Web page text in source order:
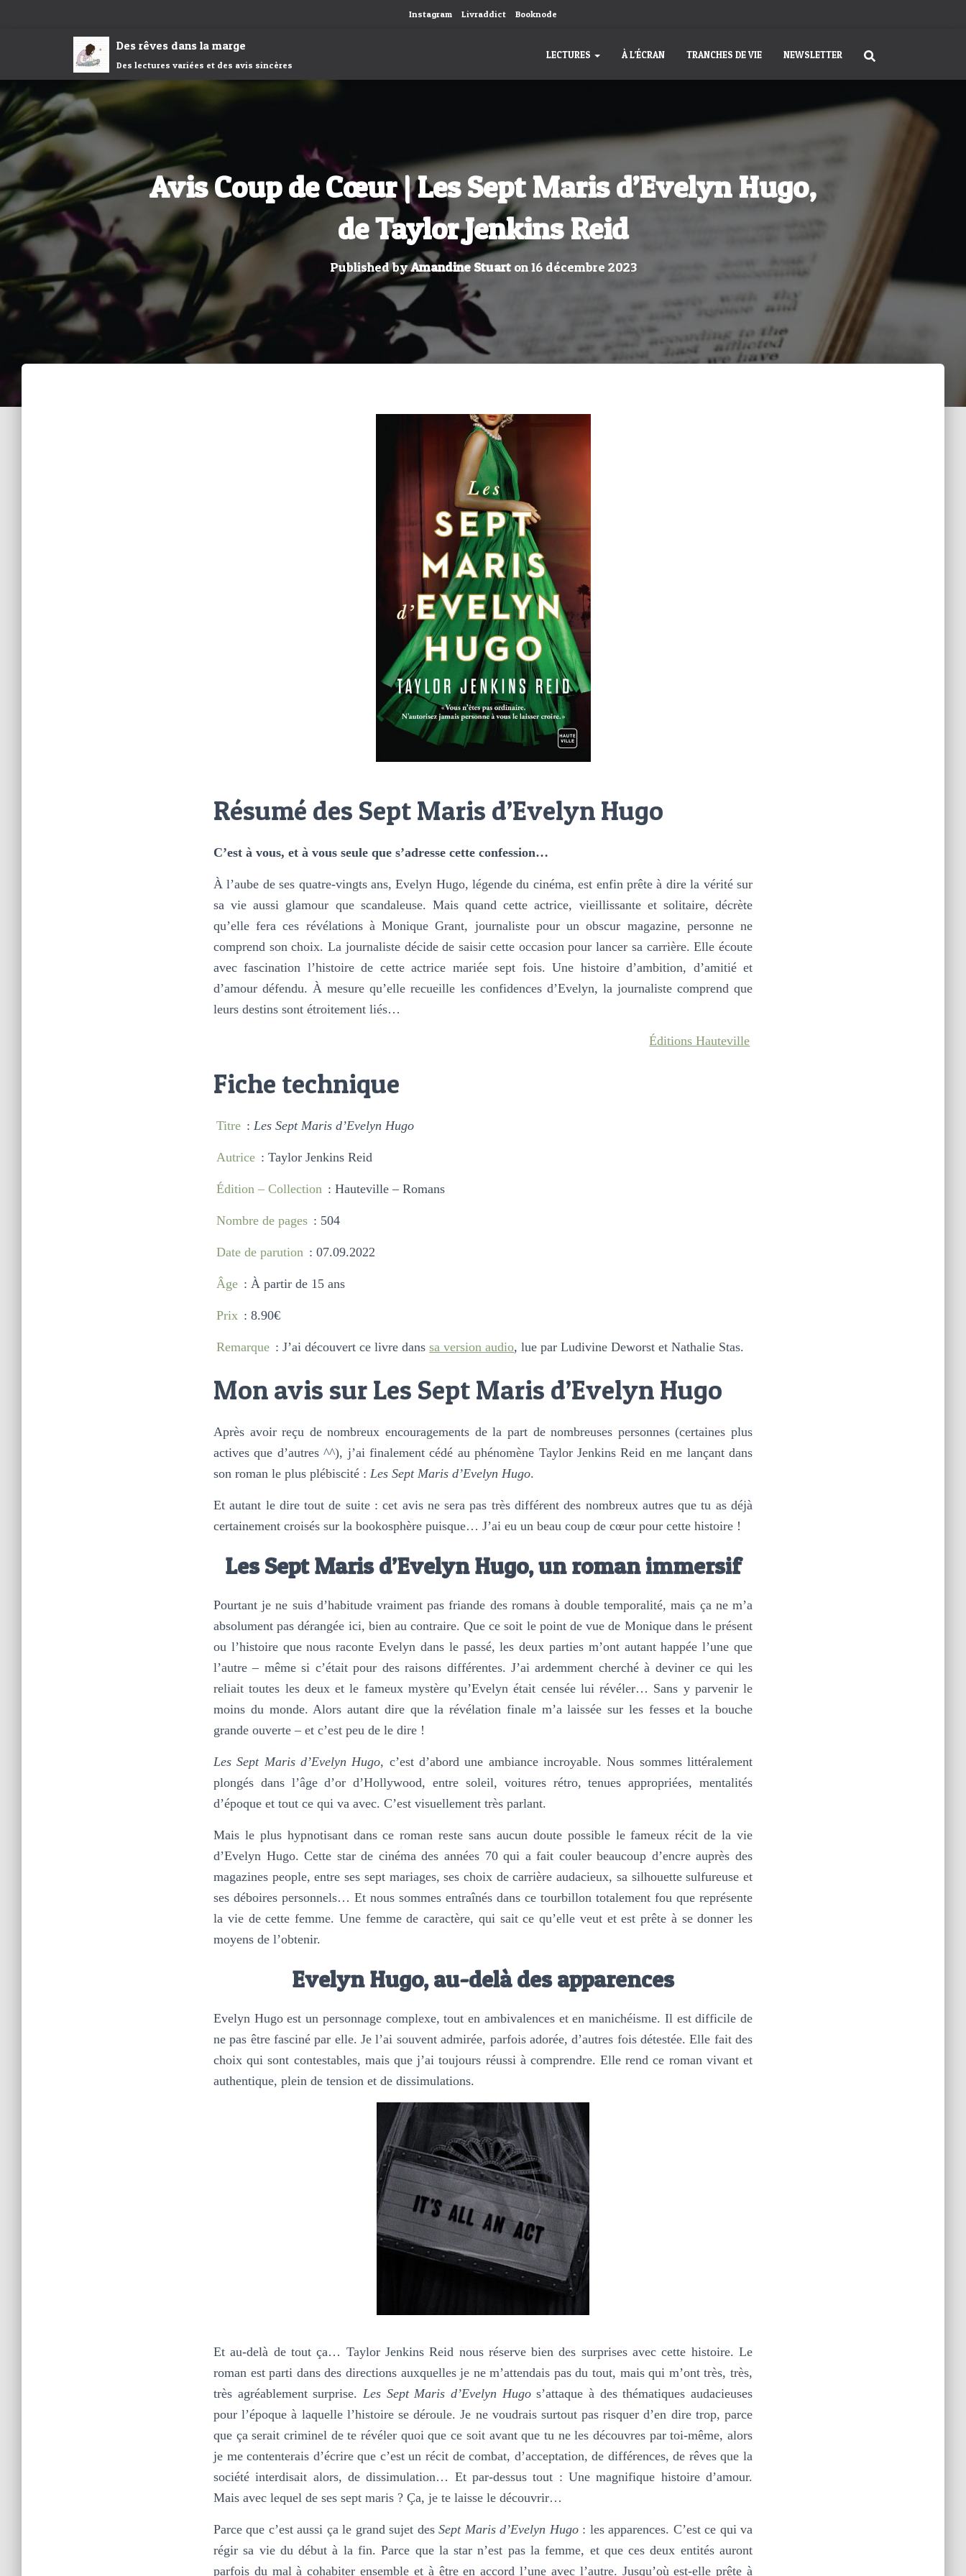
Instagram Livraddict Booknode
Des rêves dans la marge
Des lectures variées et des avis sincères
LECTURES À L’ÉCRAN TRANCHES DE VIE NEWSLETTER
Avis Coup de Cœur | Les Sept Maris d’Evelyn Hugo,
de Taylor Jenkins Reid
Published byAmandine Stuarton16 décembre 2023
Résumé des Sept Maris d’Evelyn Hugo
C’est à vous, et à vous seule que s’adresse cette confession…
À l’aube de ses quatre-vingts ans, Evelyn Hugo, légende du cinéma, est enfin prête à dire la vérité sur
sa vie aussi glamour que scandaleuse. Mais quand cette actrice, vieillissante et solitaire, décrète
qu’elle fera ces révélations à Monique Grant, journaliste pour un obscur magazine, personne ne
comprend son choix. La journaliste décide de saisir cette occasion pour lancer sa carrière. Elle écoute
avec fascination l’histoire de cette actrice mariée sept fois. Une histoire d’ambition, d’amitié et
d’amour défendu. À mesure qu’elle recueille les confidences d’Evelyn, la journaliste comprend que
leurs destins sont étroitement liés…
Éditions Hauteville
Fiche technique
Titre : Les Sept Maris d’Evelyn Hugo
Autrice : Taylor Jenkins Reid
Édition – Collection : Hauteville – Romans
Nombre de pages : 504
Date de parution : 07.09.2022
Âge : À partir de 15 ans
Prix : 8.90€
Remarque : J’ai découvert ce livre danssa version audio, lue par Ludivine Deworst et Nathalie Stas.
Mon avis sur Les Sept Maris d’Evelyn Hugo
Après avoir reçu de nombreux encouragements de la part de nombreuses personnes (certaines plus
actives que d’autres ^^), j’ai finalement cédé au phénomène Taylor Jenkins Reid en me lançant dans
son roman le plus plébiscité : Les Sept Maris d’Evelyn Hugo.
Et autant le dire tout de suite : cet avis ne sera pas très différent des nombreux autres que tu as déjà
certainement croisés sur la bookosphère puisque… J’ai eu un beau coup de cœur pour cette histoire !
Les Sept Maris d’Evelyn Hugo, un roman immersif
Pourtant je ne suis d’habitude vraiment pas friande des romans à double temporalité, mais ça ne m’a
absolument pas dérangée ici, bien au contraire. Que ce soit le point de vue de Monique dans le présent
ou l’histoire que nous raconte Evelyn dans le passé, les deux parties m’ont autant happée l’une que
l’autre – même si c’était pour des raisons différentes. J’ai ardemment cherché à deviner ce qui les
reliait toutes les deux et le fameux mystère qu’Evelyn était censée lui révéler… Sans y parvenir le
moins du monde. Alors autant dire que la révélation finale m’a laissée sur les fesses et la bouche
grande ouverte – et c’est peu de le dire !
Les Sept Maris d’Evelyn Hugo, c’est d’abord une ambiance incroyable. Nous sommes littéralement
plongés dans l’âge d’or d’Hollywood, entre soleil, voitures rétro, tenues appropriées, mentalités
d’époque et tout ce qui va avec. C’est visuellement très parlant.
Mais le plus hypnotisant dans ce roman reste sans aucun doute possible le fameux récit de la vie
d’Evelyn Hugo. Cette star de cinéma des années 70 qui a fait couler beaucoup d’encre auprès des
magazines people, entre ses sept mariages, ses choix de carrière audacieux, sa silhouette sulfureuse et
ses déboires personnels… Et nous sommes entraînés dans ce tourbillon totalement fou que représente
la vie de cette femme. Une femme de caractère, qui sait ce qu’elle veut et est prête à se donner les
moyens de l’obtenir.
Evelyn Hugo, au-delà des apparences
Evelyn Hugo est un personnage complexe, tout en ambivalences et en manichéisme. Il est difficile de
ne pas être fasciné par elle. Je l’ai souvent admirée, parfois adorée, d’autres fois détestée. Elle fait des
choix qui sont contestables, mais que j’ai toujours réussi à comprendre. Elle rend ce roman vivant et
authentique, plein de tension et de dissimulations.
Et au-delà de tout ça… Taylor Jenkins Reid nous réserve bien des surprises avec cette histoire. Le
roman est parti dans des directions auxquelles je ne m’attendais pas du tout, mais qui m’ont très, très,
très agréablement surprise. Les Sept Maris d’Evelyn Hugos’attaque à des thématiques audacieuses
pour l’époque à laquelle l’histoire se déroule. Je ne voudrais surtout pas risquer d’en dire trop, parce
que ça serait criminel de te révéler quoi que ce soit avant que tu ne les découvres par toi-même, alors
je me contenterais d’écrire que c’est un récit de combat, d’acceptation, de différences, de rêves que la
société interdisait alors, de dissimulation… Et par-dessus tout : Une magnifique histoire d’amour.
Mais avec lequel de ses sept maris ? Ça, je te laisse le découvrir…
Parce que c’est aussi ça le grand sujet desSept Maris d’Evelyn Hugo: les apparences. C’est ce qui va
régir sa vie du début à la fin. Parce que la star n’est pas la femme, et que ces deux entités auront
parfois du mal à cohabiter ensemble et à être en accord l’une avec l’autre. Jusqu’où est-elle prête à